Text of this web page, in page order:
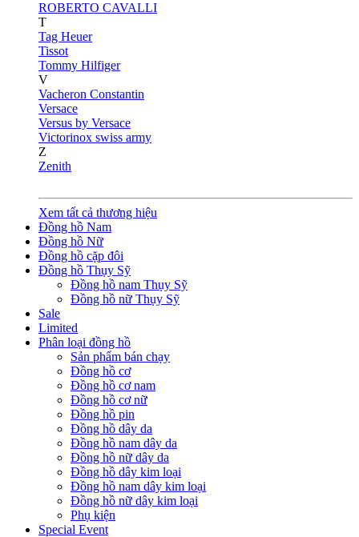
ROBERTO CAVALLI
T
Tag Heuer
Tissot
Tommy Hilfiger
V
Vacheron Constantin
Versace
Versus by Versace
Victorinox swiss army
Z
Zenith
Xem tất cả thương hiệu
Đồng hồ Nam
Đồng hồ Nữ
Đồng hồ cặp đôi
Đồng hồ Thụy Sỹ
Đồng hồ nam Thụy Sỹ
Đồng hồ nữ Thụy Sỹ
Sale
Limited
Phân loại đồng hồ
Sản phẩm bán chạy
Đồng hồ cơ
Đồng hồ cơ nam
Đồng hồ cơ nữ
Đồng hồ pin
Đồng hồ dây da
Đồng hồ nam dây da
Đồng hồ nữ dây da
Đồng hồ dây kim loại
Đồng hồ nam dây kim loại
Đồng hồ nữ dây kim loại
Phụ kiện
Special Event